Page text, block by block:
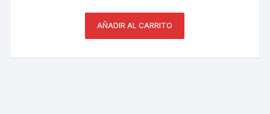
AÑADIR AL CARRITO